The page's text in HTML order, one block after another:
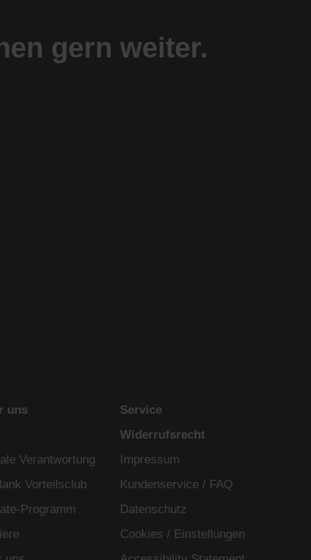
gern weiter.
uns
Verantwortung
Vorteilsclub
Programm
Service
Widerrufsrecht
Impressum
Kundenservice / FAQ
Datenschutz
Cookies / Einstellungen